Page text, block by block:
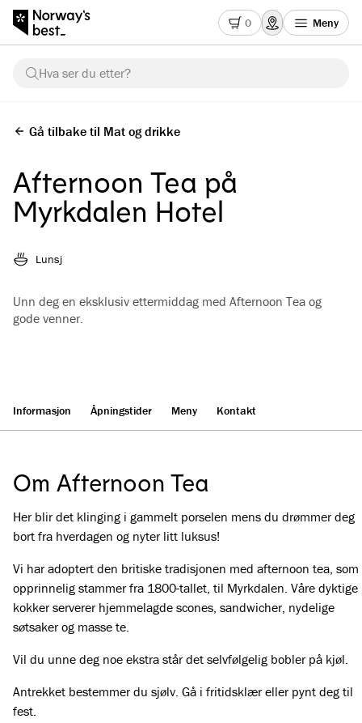
0 Meny
Hva ser du etter?
Gå tilbake til Mat og drikke
Afternoon Tea på
Myrkdalen Hotel
Lunsj
Unn deg en eksklusiv ettermiddag med Afternoon Tea og
gode venner.
Informasjon Åpningstider Meny Kontakt
Om Afternoon Tea
Her blir det klinging i gammelt porselen mens du drømmer deg
bort fra hverdagen og nyter litt luksus!
Vi har adoptert den britiske tradisjonen med afternoon tea, som
opprinnelig stammer fra 1800-tallet, til Myrkdalen. Våre dyktige
kokker serverer hjemmelagde scones, sandwicher, nydelige
søtsaker og masse te.
Vil du unne deg noe ekstra står det selvfølgelig bobler på kjøl.
Antrekket bestemmer du sjølv. Gå i fritidsklær eller pynt deg til
fest.